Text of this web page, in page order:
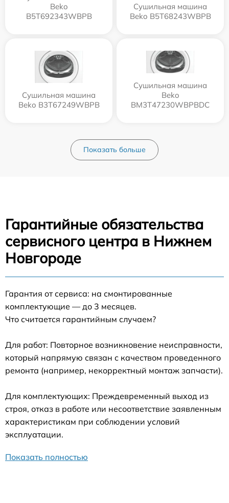
Beko
B5T692343WBPB
Сушильная машина
Beko B5T68243WBPB
Сушильная машина
Beko B3T67249WBPB
Сушильная машина
Beko
BM3T47230WBPBDC
Показать больше
Гарантийные обязательства
сервисного центра в Нижнем
Новгороде
Гарантия от сервиса: на смонтированные
комплектующие — до 3 месяцев.
Что считается гарантийным случаем?
Для работ: Повторное возникновение неисправности,
который напрямую связан с качеством проведенного
ремонта (например, некорректный монтаж запчасти).
Для комплектующих: Преждевременный выход из
строя, отказ в работе или несоответствие заявленным
характеристикам при соблюдении условий
эксплуатации.
Показать полностью